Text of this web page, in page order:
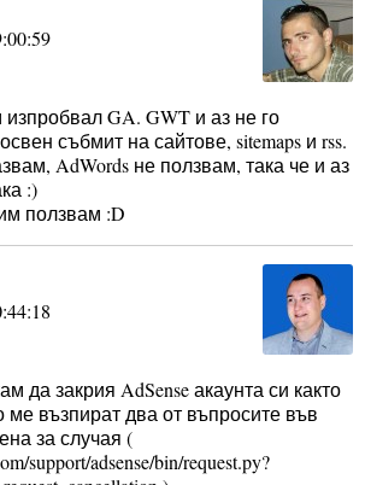
GA. GWT и аз не го
събмит на сайтове, sitemaps и rss.
AdWords не ползвам, така че и аз
:)
ползвам :D
да закрия AdSense акаунта си както
ме възпират два от въпросите във
за случая (
support/adsense/bin/request.py?